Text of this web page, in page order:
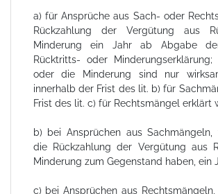
a) für Ansprüche aus Sach- oder
Rückzahlung der Vergütung aus
Minderung ein Jahr ab Abgabe
Rücktritts- oder
oder die Minderung sind nur
innerhalb der Frist des lit. b) für
Frist des lit. c) für Rechtsmängel erklärt
b) bei Ansprüchen aus
die Rückzahlung der Vergütung aus
Minderung zum Gegenstand haben, ein
c) bei Ansprüchen aus